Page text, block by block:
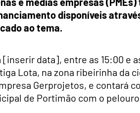
disponíveis
ao tema.
data], entre as 15:00 e
Lota, na zona ribeirinha da
Gerprojetos, e contará
de Portimão com o